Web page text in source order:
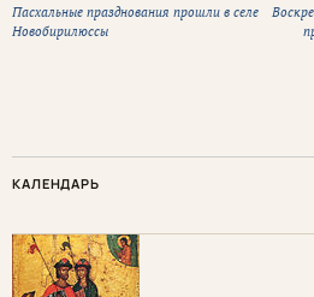
Пасхальные празднования прошли в селе
Новобирилюссы
КАЛЕНДАРЬ